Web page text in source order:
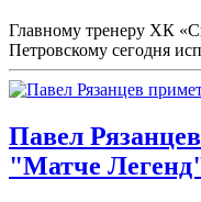
Главному тренеру ХК
Петровскому сегодня
Павел
"Матче